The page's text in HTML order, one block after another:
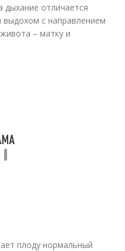
отличается
с направлением
– матку и
плоду нормальный